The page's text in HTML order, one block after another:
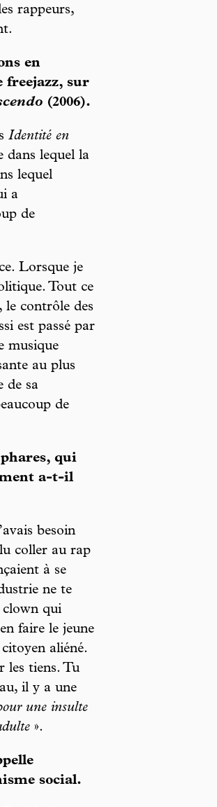
rappeurs,
en
freejazz, sur
(2006).
Identité en
dans lequel la
lequel
a
de
Lorsque je
Tout ce
le contrôle des
est passé par
musique
au plus
de sa
de
qui
a-t-il
besoin
coller au rap
à se
ne te
clown qui
faire le jeune
aliéné.
les tiens. Tu
il y a une
une insulte
».
social.